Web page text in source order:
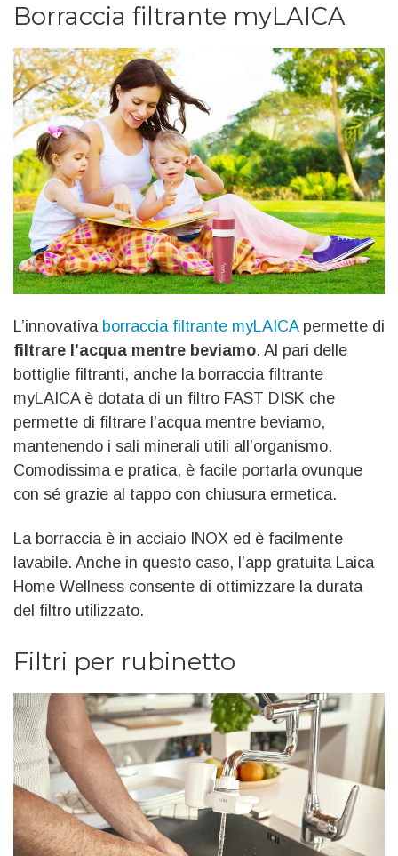
Borraccia filtrante myLAICA
L’innovativa borraccia filtrante myLAICApermette di
filtrare l’acqua mentre beviamo. Al pari delle
bottiglie filtranti, anche la borraccia filtrante
myLAICA è dotata di un filtro FAST DISK che
permette di filtrare l’acqua mentre beviamo,
mantenendo i sali minerali utili all’organismo.
Comodissima e pratica, è facile portarla ovunque
con sé grazie al tappo con chiusura ermetica.
La borraccia è in acciaio INOX ed è facilmente
lavabile. Anche in questo caso, l’app gratuita Laica
Home Wellness consente di ottimizzare la durata
del filtro utilizzato.
Filtri per rubinetto